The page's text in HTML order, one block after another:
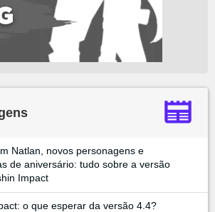
Natlan, novos personagens e
de aniversário: tudo sobre a versão
Impact
o que esperar da versão 4.4?